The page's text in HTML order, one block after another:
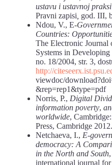
ustavu i ustavnoj
Pravni zapisi god. III,
Ndou, V., E-
Countries:
The Electronic Journal
Systems in
no. 18/2004, str. 3,
http://
viewdoc/
&rep=rep1&type=pdf
Norris, P., Digital
information poverty,
worldwide,
Press, Cambridge 2012.
Netchaeva, I., E-
democracy: A
in the North and South
international journal